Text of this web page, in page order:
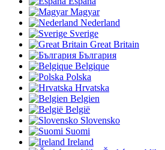
Magyar
Nederland
Sverige
Great Britain
България
Belgique
Polska
Hrvatska
Belgien
België
Slovensko
Suomi
Ireland